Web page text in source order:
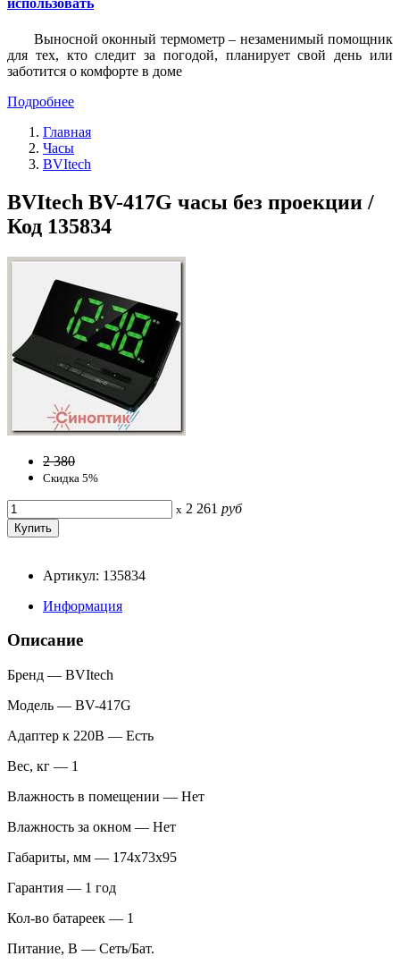
использовать
Выносной оконный термометр – незаменимый помощник
для тех, кто следит за погодой, планирует свой день или
заботится о комфорте в доме
Подробнее
Главная
Часы
BVItech
BVItech BV-417G часы без проекции /
Код 135834
2 380
Скидка 5%
x 2 261 руб
Артикул: 135834
Информация
Описание
Бренд — BVItech
Модель — BV-417G
Адаптер к 220В — Есть
Вес, кг — 1
Влажность в помещении — Нет
Влажность за окном — Нет
Габариты, мм — 174х73х95
Гарантия — 1 год
Кол-во батареек — 1
Питание, В — Сеть/Бат.